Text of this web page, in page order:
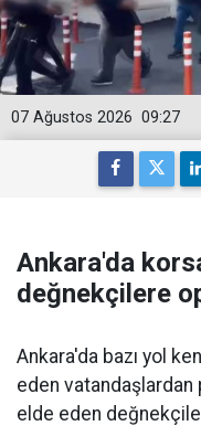
09:27
07 Ağustos 2026
Ankara'da
değnekçilere
Ankara'da bazı yol
eden vatandaşlardan
elde eden